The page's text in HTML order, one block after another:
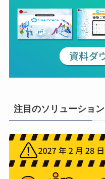
注目のソリューション